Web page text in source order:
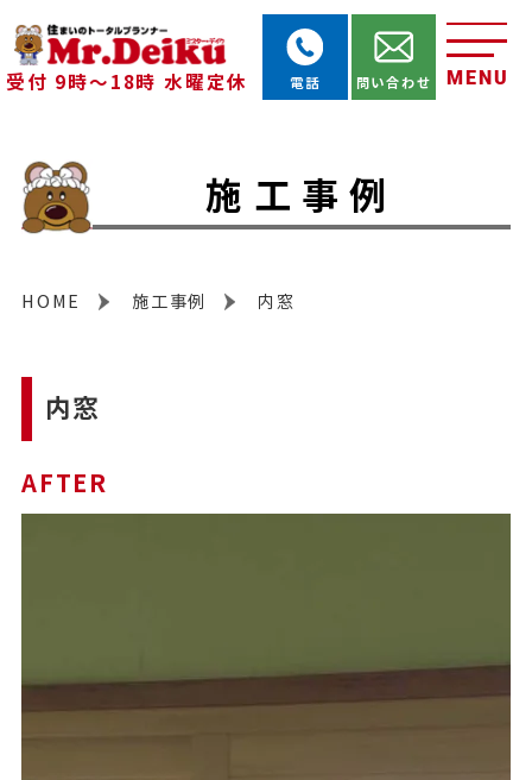
受付 9時～18時 水曜定休 MENU
電話 問い合わせ
施工事例
HOME 施工事例 内窓
内窓
AFTER